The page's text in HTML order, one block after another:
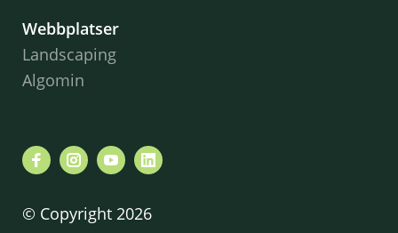
Webbplatser
Landscaping
Algomin
© Copyright 2026